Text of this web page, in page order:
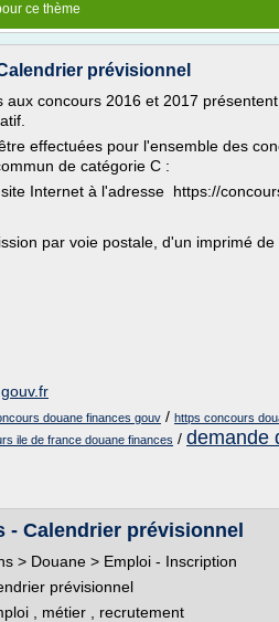
ce thème
prévisionnel
aux concours 2016 et 2017
effectuées pour l'ensemble des
de catégorie C :
Internet à l'adresse https://
par voie postale, d'un imprimé
douane finances gouv / https concours
ile de france douane finances / demande
- Calendrier prévisionnel
> Douane > Emploi - Inscription
prévisionnel
, métier , recrutement